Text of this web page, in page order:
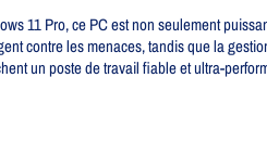
11 Pro, ce PC est non seulement
contre les menaces, tandis que la
un poste de travail fiable et ultra-